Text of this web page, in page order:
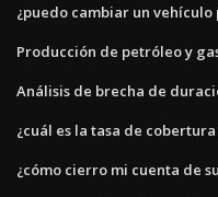
¿puedo cambiar un vehículo
Producción de petróleo y
Análisis de brecha de
¿cuál es la tasa de cobertura
¿cómo cierro mi cuenta de